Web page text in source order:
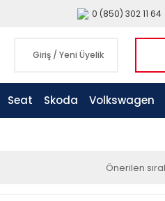
0 (850) 302 11 64
Giriş / Yeni Üyelik
Seat Skoda Volkswagen